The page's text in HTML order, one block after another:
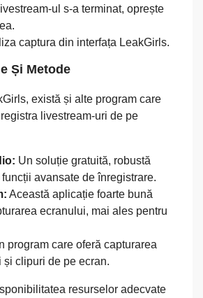
ul s-a terminat, oprește
captura din interfața LeakGirls.
Și Metode
există și alte program care
livestream-uri de pe
Un soluție gratuită, robustă
avansate de înregistrare.
Această aplicație foarte bună
ecranului, mai ales pentru
program care oferă capturarea
și clipuri de pe ecran.
resurselor adecvate